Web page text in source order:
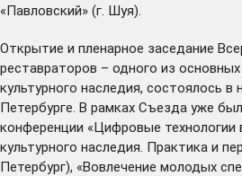
«Павловский» (г. Шуя).
Открытие и пленарное заседание
реставраторов – одного из
культурного наследия, состоялось в
Петербурге. В рамках Съезда уже
конференции «Цифровые технологии
культурного наследия. Практика и
Петербург), «Вовлечение молодых